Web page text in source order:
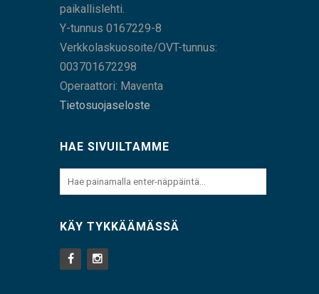
paikallislehti.
Y-tunnus 0167229-8
Verkkolaskuosoite/OVT-tunnus:
003701672298
Operaattori: Maventa
Tietosuojaseloste
HAE SIVUILTAMME
KÄY TYKKÄÄMÄSSÄ